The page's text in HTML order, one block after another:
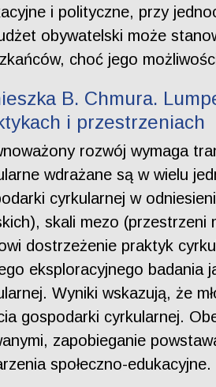
i polityczne, przy
obywatelski może
choć jego
B. Chmura.
i przestrzeniach
rozwój wymaga
wdrażane są w wielu
cyrkularnej w
skali mezo (przestrzeni
dostrzeżenie praktyk
eksploracyjnego badania
Wyniki wskazują, że
gospodarki cyrkularnej.
zapobieganie
społeczno-edukacyjne.